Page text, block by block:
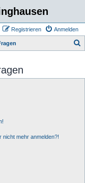
Anmelden
Registrieren
h
nicht mehr anmelden?!